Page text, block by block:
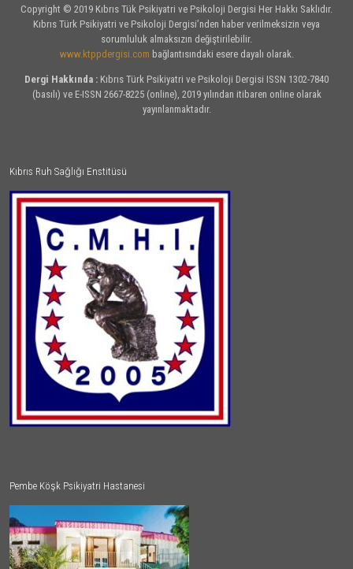
Copyright © 2019 Kıbrıs Tük Psikiyatri ve Psikoloji Dergisi Her Hakkı Saklıdır.
Kıbrıs Türk Psikiyatri ve Psikoloji Dergisi’nden haber verilmeksizin veya
sorumluluk almaksızın değiştirilebilir.
www.ktppdergisi.com bağlantısındaki esere dayalı olarak.
Dergi Hakkında : Kıbrıs Türk Psikiyatri ve Psikoloji Dergisi ISSN 1302-7840
(basılı) ve E-ISSN 2667-8225 (online), 2019 yılından itibaren online olarak
yayınlanmaktadır.
Kıbrıs Ruh Sağlığı Enstitüsü
Pembe Köşk Psikiyatri Hastanesi